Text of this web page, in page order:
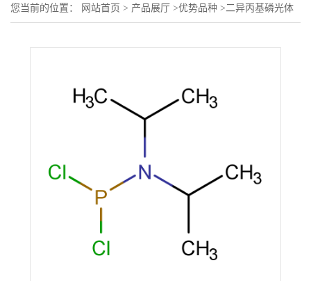
您当前的位置： 网站首页 > 产品展厅 >优势品种 > 二异丙基磷光体